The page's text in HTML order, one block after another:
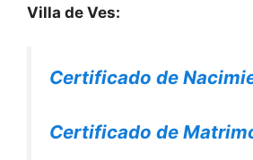
Villa de Ves:
Certificado de
Certificado de